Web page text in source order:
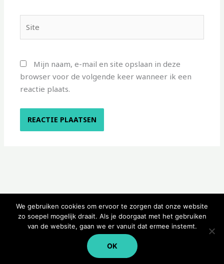
Mijn naam, e-mail en site opslaan in deze
browser voor de volgende keer wanneer ik een
reactie plaats.
Copyright © 2026 Kampeerwinkeltje
We gebruiken cookies om ervoor te zorgen dat onze website
zo soepel mogelijk draait. Als je doorgaat met het gebruiken
van de website, gaan we er vanuit dat ermee instemt.
OK